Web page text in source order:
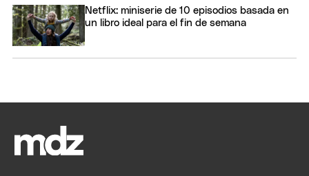
Netflix: miniserie de 10 episodios basada en
un libro ideal para el fin de semana